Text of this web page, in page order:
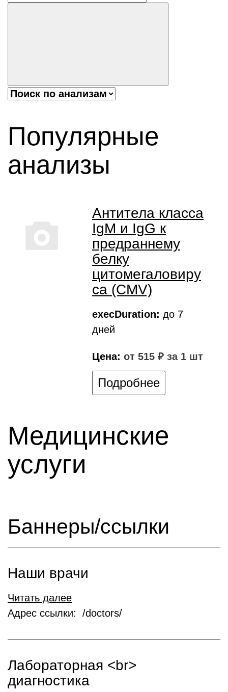
Популярные
анализы
Антитела класса
IgM и IgG к
предраннему
белку
цитомегаловиру
са (CMV)
execDuration: до 7
дней
Цена: от 515 ₽ за 1 шт
Подробнее
Медицинские
услуги
Баннеры/ссылки
Наши врачи
Читать далее
Адрес ссылки: /doctors/
Лабораторная <br>
диагностика